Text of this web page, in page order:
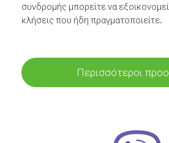
συνδρομής μπορείτε να
κλήσεις που ήδη πραγματοποιείτε.
Περισσότεροι